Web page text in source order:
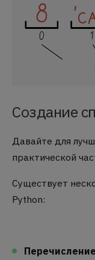
Создание
Давайте для
практической
Существует
Python: